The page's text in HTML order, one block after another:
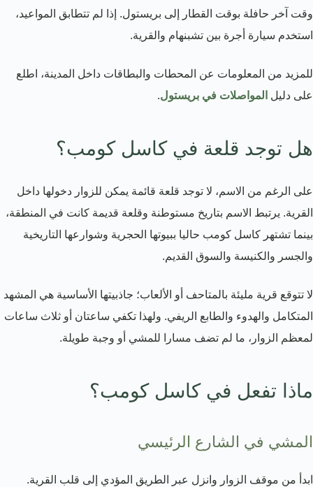
وقت آخر حافلة بوقت القطار إلى بريستول. إذا لم تتطابق المواعيد،
استخدم سيارة أجرة بين تشبنهام والقرية.
للمزيد من المعلومات عن المحطات والبطاقات داخل المدينة، اطلع
على دليل المواصلات في بريستول.
هل توجد قلعة في كاسل كومب؟
على الرغم من الاسم، لا توجد قلعة قائمة يمكن للزوار دخولها داخل
القرية. يرتبط الاسم بتاريخ مستوطنة وقلعة قديمة كانت في المنطقة،
بينما تشتهر كاسل كومب حاليا ببيوتها الحجرية وشوارعها التاريخية
والجسر والكنيسة والسوق القديم.
لا تتوقع قرية مليئة بالمتاحف أو الألعاب؛ جاذبيتها الأساسية هي المشهد
المتكامل والهدوء والطابع الريفي. ولهذا تكفي ساعتان أو ثلاث ساعات
لمعظم الزوار، ما لم تضف مسارا للمشي أو وجبة طويلة.
ماذا تفعل في كاسل كومب؟
المشي في الشارع الرئيسي
ابدأ من موقف الزوار وانزل عبر الطريق المؤدي إلى قلب القرية.